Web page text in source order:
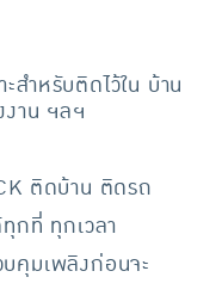
สำหรับติดไว้ใน บ้าน
าน ฯลฯ
ติดบ้าน ติดรถ
กที่ ทุกเวลา
คุมเพลิงก่อนจะ